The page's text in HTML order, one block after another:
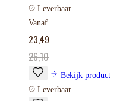
Leverbaar
Vanaf
23,49
26,10
Bekijk product
Leverbaar